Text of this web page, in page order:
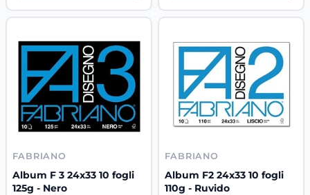
FABRIANO
Album F 3 24x33 10 fogli
125g - Nero
FABRIANO
Album F2 24x33 10 fogli
110g - Ruvido